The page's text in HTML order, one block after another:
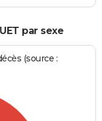
par sexe
(source :